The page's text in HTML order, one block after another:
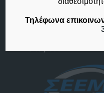
Επικοινωνία
Το καλάθι μου
Τηλέφωνα